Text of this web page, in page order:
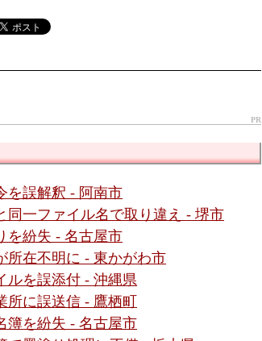
PR
を誤解釈 - 阿南市
同一ファイル名で取り違え - 堺市
を紛失 - 名古屋市
所在不明に - 東かがわ市
ルを誤添付 - 沖縄県
に誤送信 - 鷹栖町
簿を紛失 - 名古屋市